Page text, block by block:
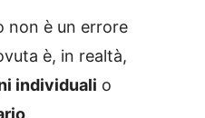
non è un errore
è, in realtà,
individuali o